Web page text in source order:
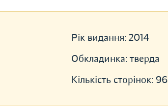
Рік видання: 2014
Обкладинка: тверда
Кількість сторінок: 96